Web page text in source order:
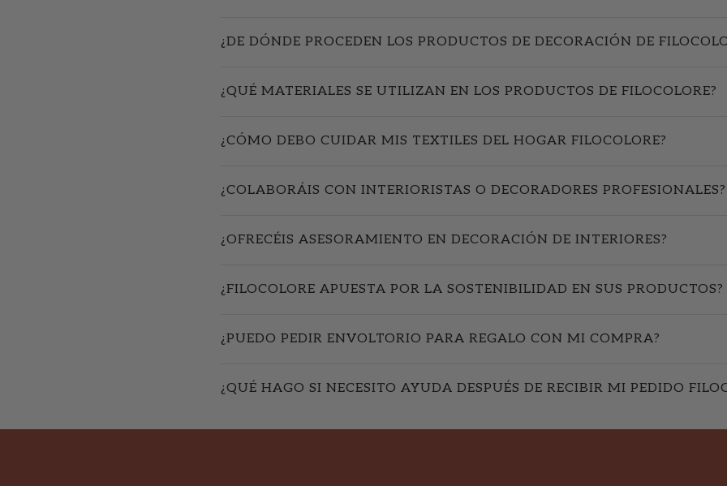
¿DE DÓNDE PROCEDEN LOS PRODUCTOS DE DECORACIÓN DE
¿QUÉ MATERIALES SE UTILIZAN EN LOS PRODUCTOS DE FILOCOLORE?
¿CÓMO DEBO CUIDAR MIS TEXTILES DEL HOGAR FILOCOLORE?
¿COLABORÁIS CON INTERIORISTAS O DECORADORES PROFESIONALES?
¿OFRECÉIS ASESORAMIENTO EN DECORACIÓN DE INTERIORES?
¿FILOCOLORE APUESTA POR LA SOSTENIBILIDAD EN SUS PRODUCTOS?
¿PUEDO PEDIR ENVOLTORIO PARA REGALO CON MI COMPRA?
¿QUÉ HAGO SI NECESITO AYUDA DESPUÉS DE RECIBIR MI PEDIDO